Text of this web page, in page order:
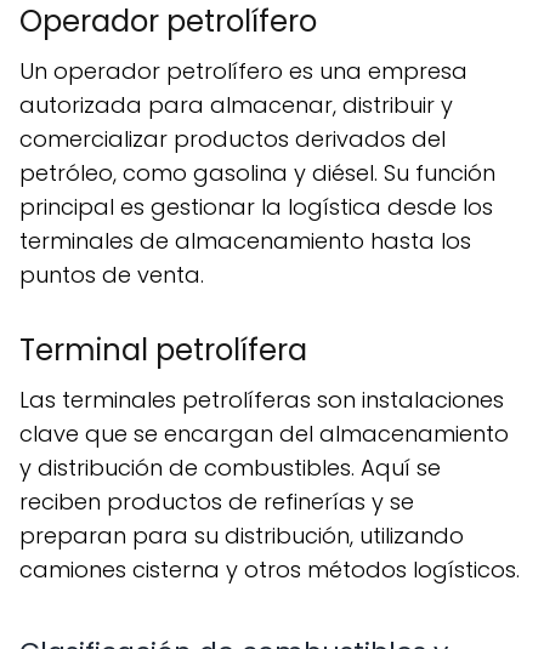
Operador petrolífero
Un operador petrolífero es una empresa
autorizada para almacenar, distribuir y
comercializar productos derivados del
petróleo, como gasolina y diésel. Su función
principal es gestionar la logística desde los
terminales de almacenamiento hasta los
puntos de venta.
Terminal petrolífera
Las terminales petrolíferas son instalaciones
clave que se encargan del almacenamiento
y distribución de combustibles. Aquí se
reciben productos de refinerías y se
preparan para su distribución, utilizando
camiones cisterna y otros métodos logísticos.